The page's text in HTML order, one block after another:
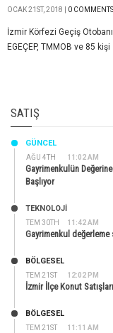
OCAK 21ST, 2018 | 0 COMMENTS
İzmir Körfezi Geçiş
EGEÇEP, TMMOB ve 85
SATIŞ
AĞU 4TH 11:02 AM
GÜNCEL
Gayrimenkulün
Başlıyor
TEM 30TH 11:42 AM
TEKNOLOJİ
Gayrimenkul
TEM 21ST 12:02 PM
BÖLGESEL
İzmir İlçe Konut
TEM 21ST 11:11 AM
BÖLGESEL